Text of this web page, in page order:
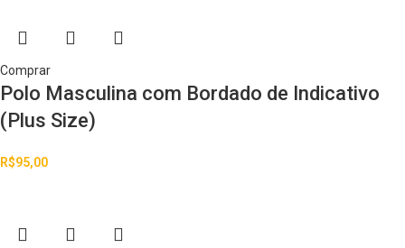
Comprar
Polo Masculina com Bordado de Indicativo
(Plus Size)
R$95,00